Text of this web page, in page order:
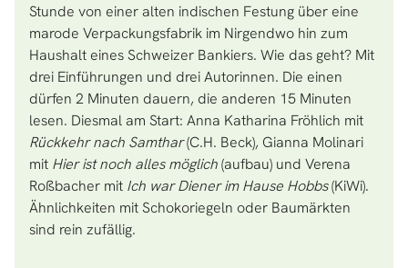
Stunde von einer alten indischen Festung über eine
marode Verpackungsfabrik im Nirgendwo hin zum
Haushalt eines Schweizer Bankiers. Wie das geht? Mit
drei Einführungen und drei Autorinnen. Die einen
dürfen 2 Minuten dauern, die anderen 15 Minuten
lesen. Diesmal am Start: Anna Katharina Fröhlich mit
Rückkehr nach Samthar(C.H. Beck), Gianna Molinari
mit Hier ist noch alles möglich(aufbau) und Verena
Roßbacher mit Ich war Diener im Hause Hobbs(KiWi).
Ähnlichkeiten mit Schokoriegeln oder Baumärkten
sind rein zufällig.